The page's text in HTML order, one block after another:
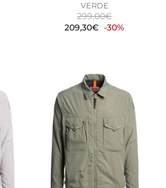
VERDE
299,00€
209,30€ -30%